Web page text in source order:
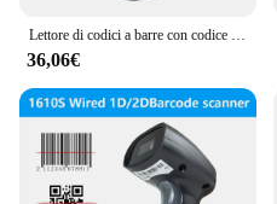
36,06€